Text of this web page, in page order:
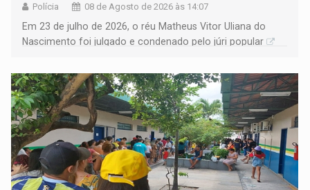
Polícia 08 de Agosto de 2026 às 14:07
Em 23 de julho de 2026, o réu Matheus Vitor Uliana do
Nascimento foi julgado e condenado pelo júri popular